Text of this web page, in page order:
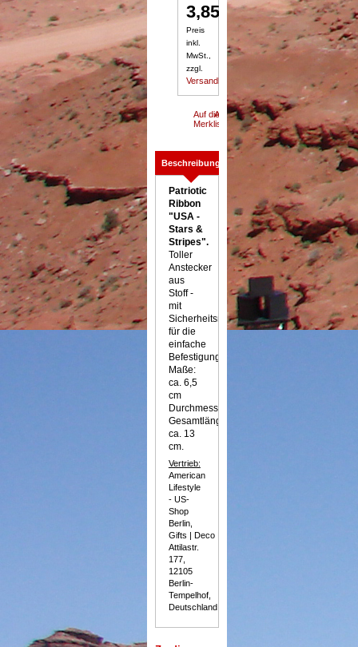
3,85 €
Preis
inkl.
MwSt.,
zzgl.
Versandkosten
Beschreibung
Patriotic
Ribbon
"USA -
Stars &
Stripes".
Toller
Anstecker
aus
Stoff -
mit
Sicherheitsnadel
für die
einfache
Befestigung.
Maße:
ca. 6,5
cm
Durchmesser,
Gesamtlänge
ca. 13
cm.
Vertrieb:
American
Lifestyle
- US-
Shop
Berlin,
Gifts | Deco | Food,
Attilastr.
177,
12105
Berlin-
Tempelhof,
Deutschland